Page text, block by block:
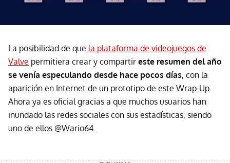
La posibilidad de que la plataforma de videojuegos de
Valve permitiera crear y compartir este resumen del año
se venía especulando desde hace pocos días, con la
aparición en Internet de un prototipo de este Wrap-Up.
Ahora ya es oficial gracias a que muchos usuarios han
inundado las redes sociales con sus estadísticas, siendo
uno de ellos @Wario64.